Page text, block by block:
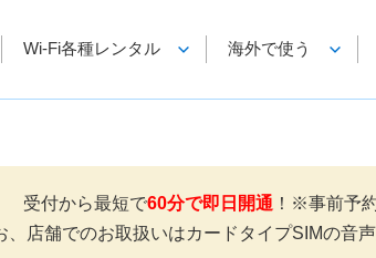
Wi-Fi各種レンタル 海外で使う
受付から最短で60分で即日開通 ！※事前予
、店舗でのお取扱いはカードタイプSIMの音